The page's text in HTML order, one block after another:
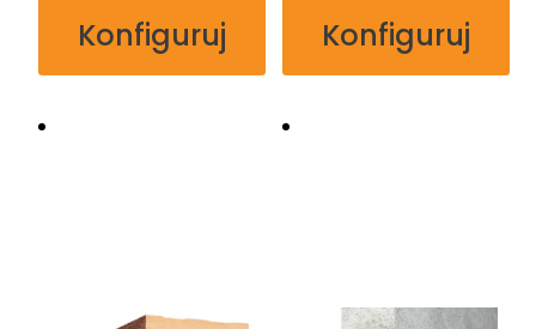
Konfiguruj
Konfiguruj